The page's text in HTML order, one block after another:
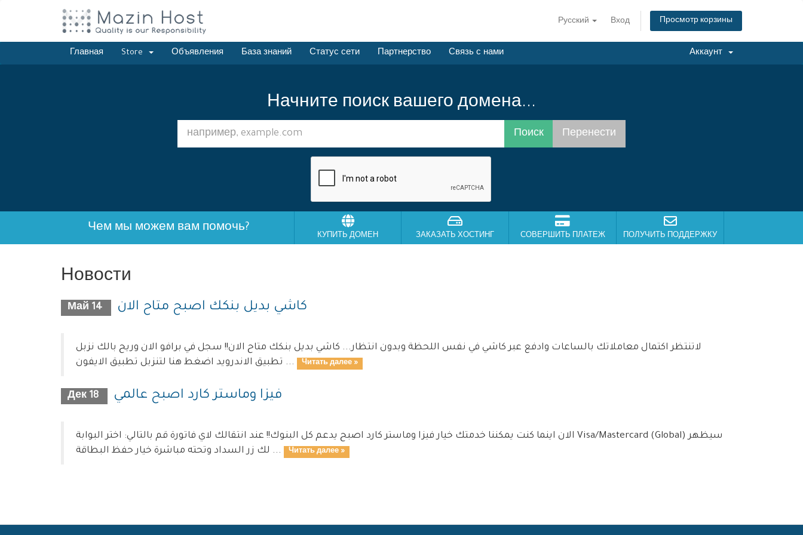
Русский Вход Просмотр корзины
Главная Store Объявления База знаний Статус сети Партнерство Связь с нами Аккаунт
Начните поиск вашего домена...
Чем мы можем вам помочь?
КУПИТЬ ДОМЕН ЗАКАЗАТЬ ХОСТИНГ СОВЕРШИТЬ ПЛАТЕЖ ПОЛУЧИТЬ ПОДДЕРЖКУ
Новости
Май 14 كاشي بديل بنكك اصبح متاح الان
لاتنتظر اكتمال معاملاتك بالساعات وادفع عبر كاشي في نفس اللحظة وبدون انتظار... كاشي بديل بنكك متاح الان!! سجل في برافو الان وريح بالك نزبل
تطبيق الاندرويد اضغط هنا لتنزبل تطبيق الايفون ...
Читать далее »
Дек 18 فيزا وماستر كارد اصبح عالمي
الان اينما كنت يمكننا خدمتك خيار فيزا وماستر كارد اصبح يدعم كل البنوك!! عند انتقالك لاي فاتورة قم بالتالي: اختر البوابة Visa/Mastercard (Global) سيظهر
لك زر السداد وتحته مباشرة خيار حفظ البطاقة ...
Читать далее »